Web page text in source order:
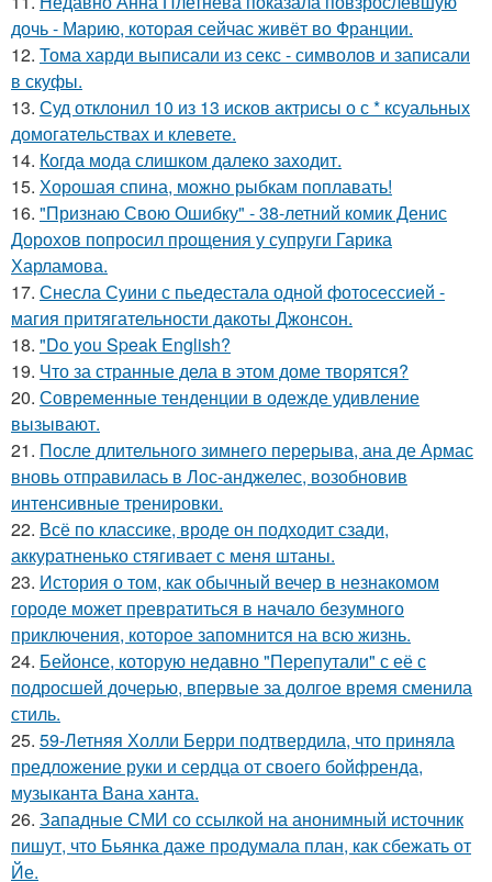
дочь - Марию, которая сейчас живёт во Франции.
12. Тома харди выписали из секс - символов и записали
в скуфы.
13. Суд отклонил 10 из 13 исков актрисы о с * ксуальных
домогательствах и клевете.
14. Когда мода слишком далеко заходит.
15. Хорошая спина, можно рыбкам поплавать!
16. "Признаю Свою Ошибку" - 38-летний комик Денис
Дорохов попросил прощения у супруги Гарика
Харламова.
17. Снесла Суини с пьедестала одной фотосессией -
магия притягательности дакоты Джонсон.
18. "Do you Speak English?
19. Что за странные дела в этом доме творятся?
20. Современные тенденции в одежде удивление
вызывают.
21. После длительного зимнего перерыва, ана де Армас
вновь отправилась в Лос-анджелес, возобновив
интенсивные тренировки.
22. Всё по классике, вроде он подходит сзади,
аккуратненько стягивает с меня штаны.
23. История о том, как обычный вечер в незнакомом
городе может превратиться в начало безумного
приключения, которое запомнится на всю жизнь.
24. Бейонсе, которую недавно "Перепутали" с её с
подросшей дочерью, впервые за долгое время сменила
стиль.
25. 59-Летняя Холли Берри подтвердила, что приняла
предложение руки и сердца от своего бойфренда,
музыканта Вана ханта.
26. Западные СМИ со ссылкой на анонимный источник
пишут, что Бьянка даже продумала план, как сбежать от
Йе.